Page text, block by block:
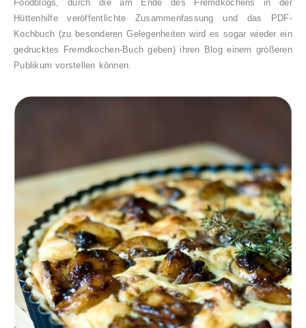
Foodblogs, durch die am Ende des Fremdkochens in der
Hüttenhilfe veröffentlichte Zusammenfassung und das PDF-
Kochbuch (zu besonderen Gelegenheiten wird es sogar wieder ein
gedrucktes Fremdkochen-Buch geben) ihren Blog einem größeren
Publikum vorstellen können.